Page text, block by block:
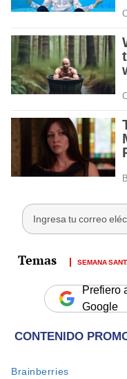
SEMANA
Prefiero
Google